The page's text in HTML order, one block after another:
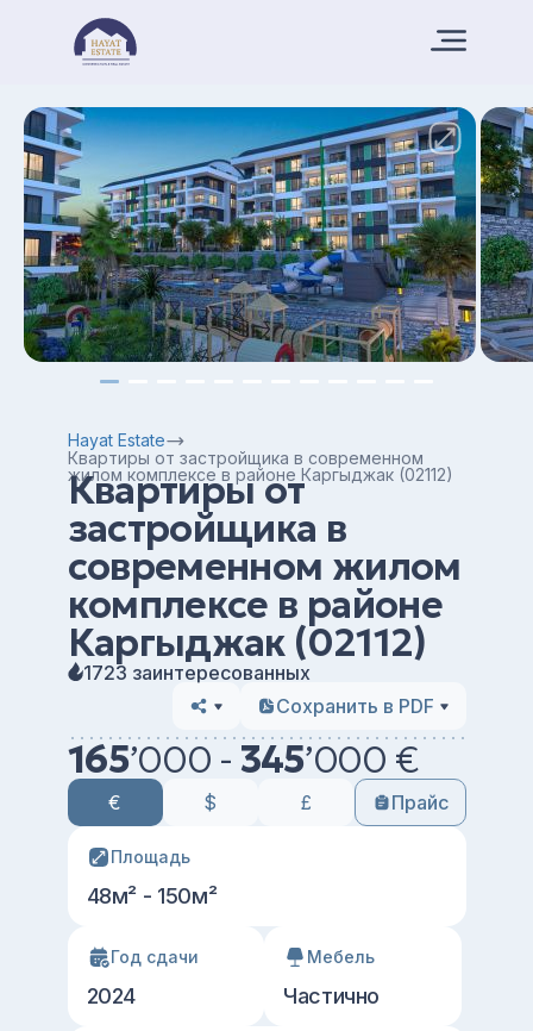
Hayat Estate
Квартиры от застройщика в современном
жилом комплексе в районе Каргыджак (02112)
Квартиры от
застройщика в
современном жилом
комплексе в районе
Каргыджак (02112)
1723 заинтересованных
Сохранить в PDF
165’000 - 345’000 €
€ $ £ Прайс
Площадь
48м² - 150м²
Год сдачи
2024
Мебель
Частично